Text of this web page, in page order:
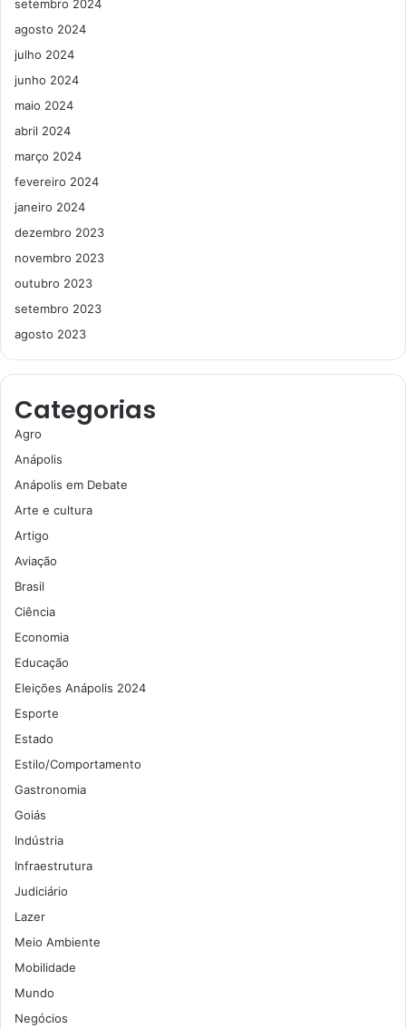
setembro 2024
agosto 2024
julho 2024
junho 2024
maio 2024
abril 2024
março 2024
fevereiro 2024
janeiro 2024
dezembro 2023
novembro 2023
outubro 2023
setembro 2023
agosto 2023
Categorias
Agro
Anápolis
Anápolis em Debate
Arte e cultura
Artigo
Aviação
Brasil
Ciência
Economia
Educação
Eleições Anápolis 2024
Esporte
Estado
Estilo/Comportamento
Gastronomia
Goiás
Indústria
Infraestrutura
Judiciário
Lazer
Meio Ambiente
Mobilidade
Mundo
Negócios